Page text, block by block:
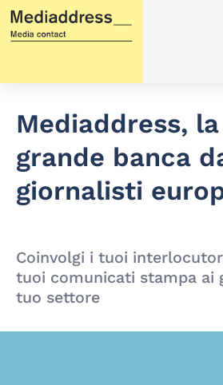
Vai
contenuto
Mediaddress,
grande banca
giornalisti
Coinvolgi i tuoi
tuoi comunicati stampa ai
tuo settore